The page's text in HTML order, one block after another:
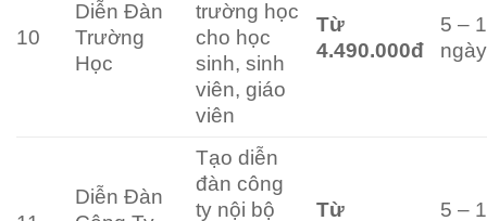
10
Diễn Đàn
Trường
Học
trường học
cho học
sinh, sinh
viên, giáo
viên
Từ
4.490.000đ
5 –
ngày
Diễn Đàn
Tạo diễn
đàn công
ty nội bộ
Từ
5 –